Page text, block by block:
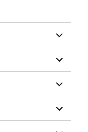
öffnen
öffnen
öffnen
öffnen